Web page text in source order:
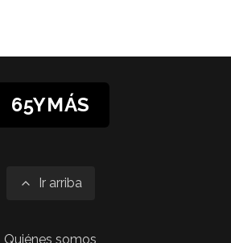
65YMÁS
Ir arriba
Quiénes somos